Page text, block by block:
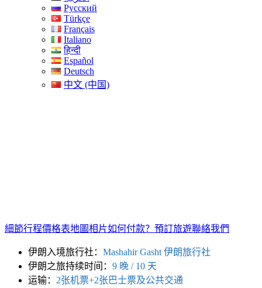
Русский
Türkçe
Français
Italiano
हिन्दी
Español
Deutsch
中文 (中国)
細節行程價格表地圖相片如何付款？ 預訂旅遊聯絡我們
伊朗入境旅行社： Mashahir Gasht 伊朗旅行社
伊朗之旅持续时间： 9 晚 / 10 天
运输： 2张机票+2张巴士票及公共交通